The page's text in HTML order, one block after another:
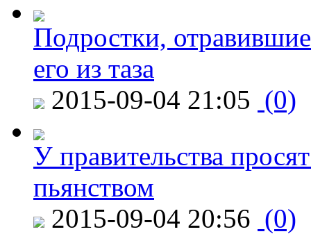
Подростки,
его из таза
2015-09-04 21:05 (0)
У правительства
пьянством
2015-09-04 20:56 (0)